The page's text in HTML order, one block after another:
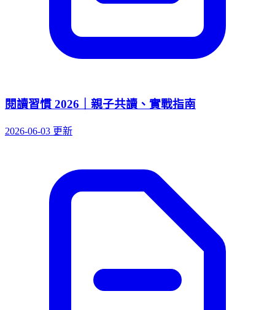
閱讀習慣 2026｜親子共讀、實戰指南
2026-06-03 更新